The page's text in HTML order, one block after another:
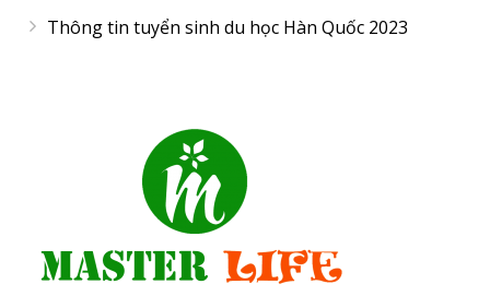
Thông tin tuyển sinh du học Hàn Quốc 2023